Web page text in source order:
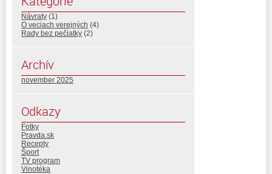
Návraty (1)
O veciach verejných (4)
Rady bez pečiatky (2)
Archív
november 2025
Odkazy
Fotky
Pravda.sk
Recepty
Šport
TV program
Vinotéka